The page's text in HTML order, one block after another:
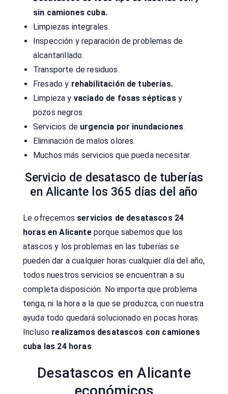
sin camiones cuba.
Limpiezas integrales.
Inspección y reparación de problemas de
alcantarillado.
Transporte de residuos.
Fresado y rehabilitación de tuberías.
Limpieza y vaciado de fosas sépticasy
pozos negros.
Servicios de urgencia por inundaciones.
Eliminación de malos olores.
Muchos más servicios que pueda necesitar.
Servicio de desatasco de tuberías
en Alicante los 365 días del año
Le ofrecemos servicios de desatascos 24
horas en Alicanteporque sabemos que los
atascos y los problemas en las tuberías se
pueden dar a cualquier horas cualquier día del año,
todos nuestros servicios se encuentran a su
completa disposición. No importa que problema
tenga, ni la hora a la que se produzca, con nuestra
ayuda todo quedará solucionado en pocas horas.
Incluso realizamos desatascos con camiones
cuba las 24 horas.
Desatascos en Alicante